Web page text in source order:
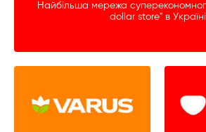
Найбільша мережа
dollar store" в Україні